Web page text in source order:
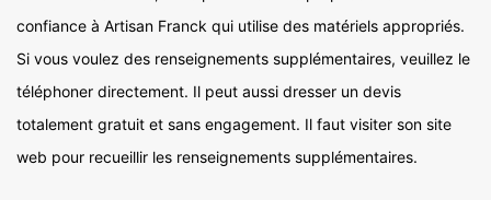
confiance à Artisan Franck qui utilise des matériels appropriés.
Si vous voulez des renseignements supplémentaires, veuillez le
téléphoner directement. Il peut aussi dresser un devis
totalement gratuit et sans engagement. Il faut visiter son site
web pour recueillir les renseignements supplémentaires.